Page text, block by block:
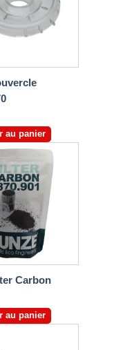
au panier
Carbon
au panier